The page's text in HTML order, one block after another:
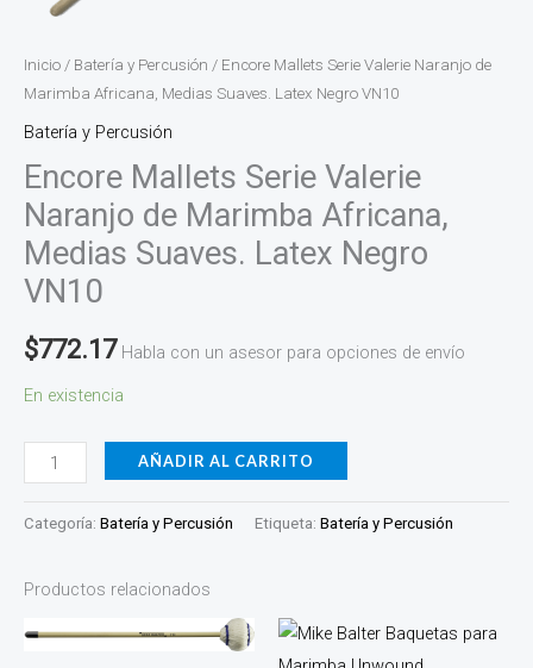
Inicio / Batería y Percusión / Encore Mallets Serie Valerie Naranjo de
Marimba Africana, Medias Suaves. Latex Negro VN10
Batería y Percusión
Encore Mallets Serie Valerie
Naranjo de Marimba Africana,
Medias Suaves. Latex Negro
VN10
$772.17 Habla con un asesor para opciones de envío
En existencia
AÑADIR AL CARRITO
Categoría: Batería y Percusión Etiqueta: Batería y Percusión
Productos relacionados